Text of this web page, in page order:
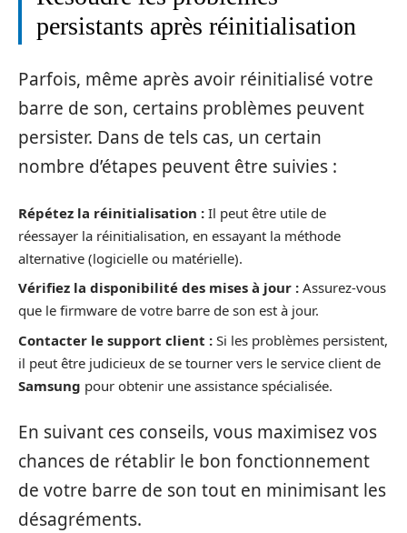
persistants après réinitialisation
Parfois, même après avoir réinitialisé votre
barre de son, certains problèmes peuvent
persister. Dans de tels cas, un certain
nombre d’étapes peuvent être suivies :
Répétez la réinitialisation : Il peut être utile de
réessayer la réinitialisation, en essayant la méthode
alternative (logicielle ou matérielle).
Vérifiez la disponibilité des mises à jour : Assurez-vous
que le firmware de votre barre de son est à jour.
Contacter le support client : Si les problèmes persistent,
il peut être judicieux de se tourner vers le service client de
Samsung pour obtenir une assistance spécialisée.
En suivant ces conseils, vous maximisez vos
chances de rétablir le bon fonctionnement
de votre barre de son tout en minimisant les
désagréments.